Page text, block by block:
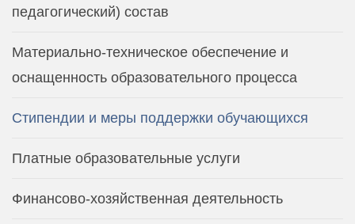
педагогический) состав
Материально-техническое обеспечение и
оснащенность образовательного процесса
Стипендии и меры поддержки обучающихся
Платные образовательные услуги
Финансово-хозяйственная деятельность